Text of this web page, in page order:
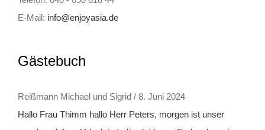
E-Mail: info@enjoyasia.de
Gästebuch
Reißmann Michael und Sigrid / 8. Juni 2024
Hallo Frau Thimm hallo Herr Peters, morgen ist unser